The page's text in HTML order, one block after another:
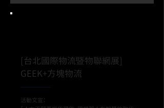
[台北國際物流暨物聯網展]
GEEK+方塊物流
活動文宣：